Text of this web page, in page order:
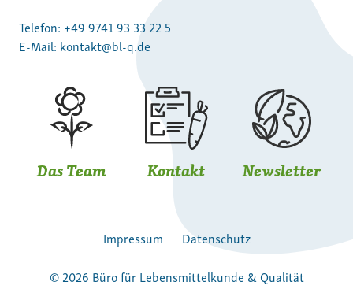
Telefon: +49 9741 93 33 22 5
E-Mail: kontakt@bl-q.de
Das Team Kontakt Newsletter
Impressum
Datenschutz
© 2026 Büro für Lebensmittelkunde & Qualität